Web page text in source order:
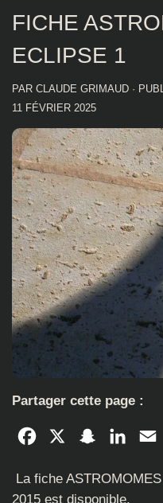
FICHE
ECLIPSE 1
PAR CLAUDE GRIMAUD ·
11 FÉVRIER 2025
Partager cette page :
Facebook Snapchat
La fiche
2015 est disponible.